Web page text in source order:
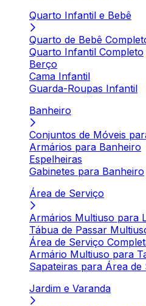
Quarto Infantil e Bebê
Quarto de Bebê
Quarto Infantil Completo
Berço
Cama Infantil
Guarda-Roupas Infantil
Banheiro
Conjuntos de Móveis
Armários para Banheiro
Espelheiras
Gabinetes para Banheiro
Área de Serviço
Armários Multiuso para
Tábua de Passar
Área de Serviço
Armário Multiuso para
Sapateiras para Área de
Jardim e Varanda